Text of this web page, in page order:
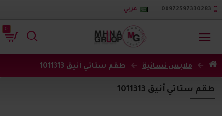
00972597330283 عربي
0
ملابس نسائية طقم ستاتي أنيق 1011313
طقم ستاتي أنيق 1011313